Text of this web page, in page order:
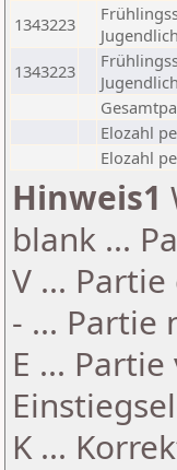
1343223
1343223
Elozahl
Elozahl
Hinweis1
blank ...
V ...
- ... Partie
E ...
K ...